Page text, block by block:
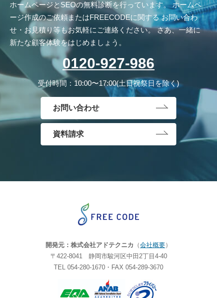
ホームページとSEOの無料診断を行っています。ホームペ
ージ作成のご依頼またはFREECODEに関するお問い合わ
せ・お見積り等もお気軽にご連絡ください。さあ、一緒に
新たな顧客体験をはじめましょう。
0120-927-986
受付時間：10:00〜17:00(土日祝祭日を除く)
お問い合わせ
資料請求
開発元：株式会社アドテクニカ （会社概要）
〒422-8041 静岡市駿河区中田2丁目4-40
TEL 054-280-1670・FAX 054-289-3670